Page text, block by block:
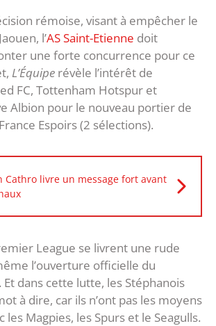
rémoise, visant à empêcher le
l’AS Saint-Etienne doit
une forte concurrence pour ce
L’Équipe révèle l’intérêt de
FC, Tottenham Hotspur et
Albion pour le nouveau portier de
Espoirs (2 sélections).
Cathro livre un message fort avant
League se livrent une rude
l’ouverture officielle du
Et dans cette lutte, les Stéphanois
à dire, car ils n’ont pas les moyens
les Magpies, les Spurs et le Seagulls.